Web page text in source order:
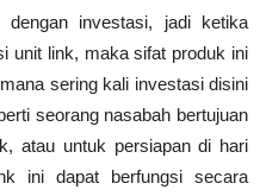
dengan investasi, jadi ketika
unit link, maka sifat produk ini
sering kali investasi disini
seorang nasabah bertujuan
atau untuk persiapan di hari
ini dapat berfungsi secara